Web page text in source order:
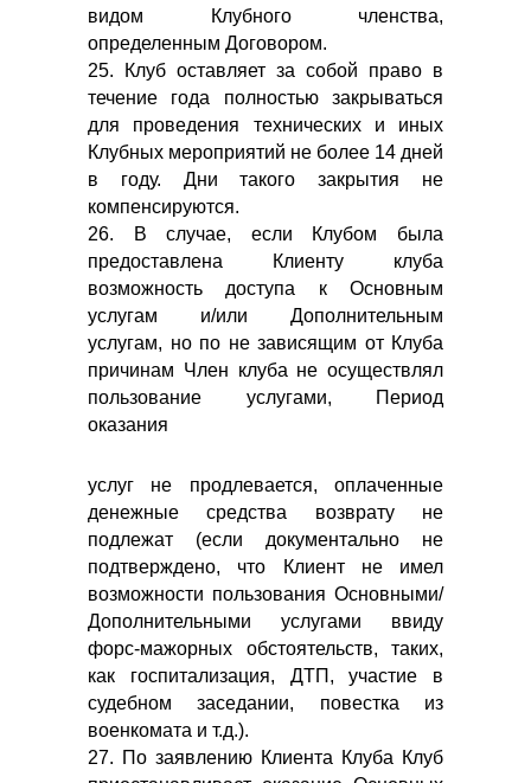
видом Клубного членства,
определенным Договором.
25. Клуб оставляет за собой право в
течение года полностью закрываться
для проведения технических и иных
Клубных мероприятий не более 14 дней
в году. Дни такого закрытия не
компенсируются.
26. В случае, если Клубом была
предоставлена Клиенту клуба
возможность доступа к Основным
услугам и/или Дополнительным
услугам, но по не зависящим от Клуба
причинам Член клуба не осуществлял
пользование услугами, Период
оказания
услуг не продлевается, оплаченные
денежные средства возврату не
подлежат (если документально не
подтверждено, что Клиент не имел
возможности пользования Основными/
Дополнительными услугами ввиду
форс-мажорных обстоятельств, таких,
как госпитализация, ДТП, участие в
судебном заседании, повестка из
военкомата и т.д.).
27. По заявлению Клиента Клуба Клуб